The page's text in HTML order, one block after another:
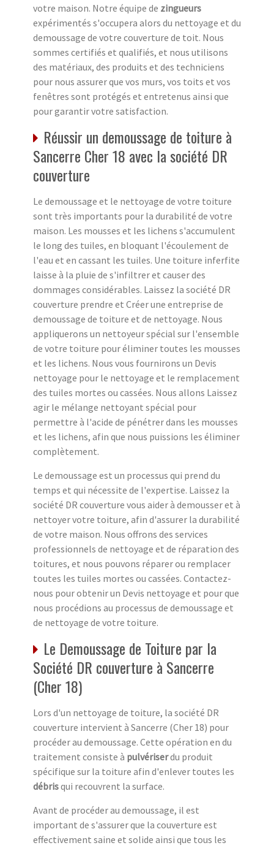
votre maison. Notre équipe de zingueurs
expérimentés s'occupera alors du nettoyage et du
demoussage de votre couverture de toit. Nous
sommes certifiés et qualifiés, et nous utilisons
des matériaux, des produits et des techniciens
pour nous assurer que vos murs, vos toits et vos
fenêtres sont protégés et entretenus ainsi que
pour garantir votre satisfaction.
Réussir un demoussage de toiture à
Sancerre Cher 18 avec la société DR
couverture
Le demoussage et le nettoyage de votre toiture
sont très importants pour la durabilité de votre
maison. Les mousses et les lichens s'accumulent
le long des tuiles, en bloquant l'écoulement de
l'eau et en cassant les tuiles. Une toiture inferfite
laisse à la pluie de s'infiltrer et causer des
dommages considérables. Laissez la société DR
couverture prendre et Créer une entreprise de
demoussage de toiture et de nettoyage. Nous
appliquerons un nettoyeur spécial sur l'ensemble
de votre toiture pour éliminer toutes les mousses
et les lichens. Nous vous fournirons un Devis
nettoyage pour le nettoyage et le remplacement
des tuiles mortes ou cassées. Nous allons Laissez
agir le mélange nettoyant spécial pour
permettre à l'acide de pénétrer dans les mousses
et les lichens, afin que nous puissions les éliminer
complètement.
Le demoussage est un processus qui prend du
temps et qui nécessite de l'expertise. Laissez la
société DR couverture vous aider à demousser et à
nettoyer votre toiture, afin d'assurer la durabilité
de votre maison. Nous offrons des services
professionnels de nettoyage et de réparation des
toitures, et nous pouvons réparer ou remplacer
toutes les tuiles mortes ou cassées. Contactez-
nous pour obtenir un Devis nettoyage et pour que
nous procédions au processus de demoussage et
de nettoyage de votre toiture.
Le Demoussage de Toiture par la
Société DR couverture à Sancerre
(Cher 18)
Lors d'un nettoyage de toiture, la société DR
couverture intervient à Sancerre (Cher 18) pour
procéder au demoussage. Cette opération en du
traitement consiste à pulvériserdu produit
spécifique sur la toiture afin d'enlever toutes les
débrisqui recouvrent la surface.
Avant de procéder au demoussage, il est
important de s'assurer que la couverture est
effectivement saine et solide ainsi que tous les